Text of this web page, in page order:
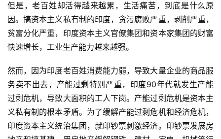
但是，老百姓却活得越来越累，生活痛苦，到底是什么原
因。搞资本主义私有制的印度，贪污腐败严重，剥削严重，
贫富分化严重，印度资本主义官僚集团和资本家集团的财富
快速增长，工业生产能力越来越强。
然而，因为印度老百姓消费能力弱，导致大量企业的商品服
务卖不出去，产能过剩特别严重，印度90年代就发生产能
过剩危机，导致大面积的工人下岗。产能过剩危机是资本主
义私有制的根本矛盾。为了缓解产能过剩危机和经济危机，
印度资本主义统治集团，就印钞票刺激经济。印钞票发展房